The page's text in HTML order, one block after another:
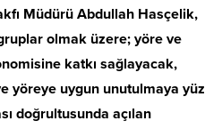
Müdürü Abdullah Hasçelik,
olmak üzere; yöre ve
katkı sağlayacak,
yöreye uygun unutulmaya yüz
doğrultusunda açılan